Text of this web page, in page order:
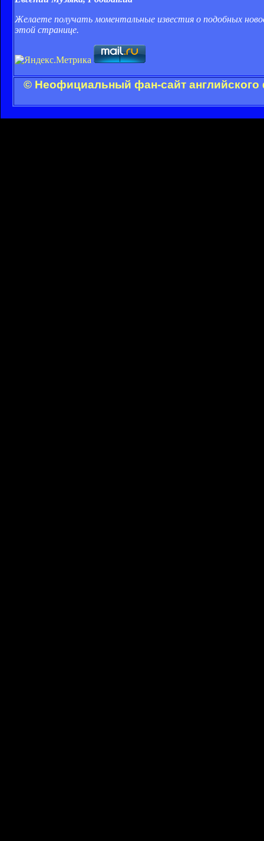
Желаете получать моментальные известия о подобных
этой странице.
© Неофициальный фан-сайт английского